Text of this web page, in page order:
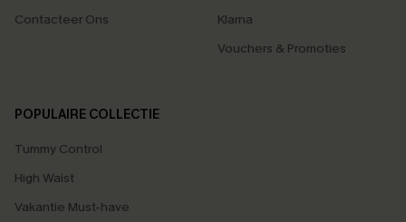
Contacteer Ons
Klarna
Vouchers & Promoties
POPULAIRE COLLECTIE
Tummy Control
High Waist
Vakantie Must-have